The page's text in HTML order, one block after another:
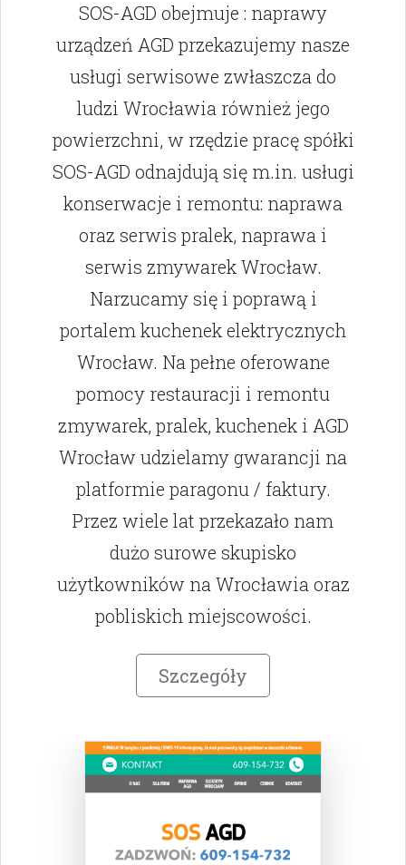
SOS-AGD obejmuje : naprawy
urządzeń AGD przekazujemy nasze
usługi serwisowe zwłaszcza do
ludzi Wrocławia również jego
powierzchni, w rzędzie pracę spółki
SOS-AGD odnajdują się m.in. usługi
konserwacje i remontu: naprawa
oraz serwis pralek, naprawa i
serwis zmywarek Wrocław.
Narzucamy się i poprawą i
portalem kuchenek elektrycznych
Wrocław. Na pełne oferowane
pomocy restauracji i remontu
zmywarek, pralek, kuchenek i AGD
Wrocław udzielamy gwarancji na
platformie paragonu / faktury.
Przez wiele lat przekazało nam
dużo surowe skupisko
użytkowników na Wrocławia oraz
pobliskich miejscowości.
Szczegóły